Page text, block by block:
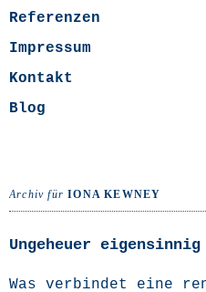
Referenzen
Impressum
Kontakt
Blog
Archiv fürIONA KEWNEY
Ungeheuer eigensinnig
Was ver­bin­det eine